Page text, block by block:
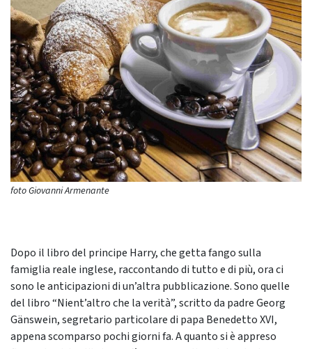
foto Giovanni Armenante
Dopo il libro del principe Harry, che getta fango sulla
famiglia reale inglese, raccontando di tutto e di più, ora ci
sono le anticipazioni di un’altra pubblicazione. Sono quelle
del libro “Nient’altro che la verità”, scritto da padre Georg
Gänswein, segretario particolare di papa Benedetto XVI,
appena scomparso pochi giorni fa. A quanto si è appreso